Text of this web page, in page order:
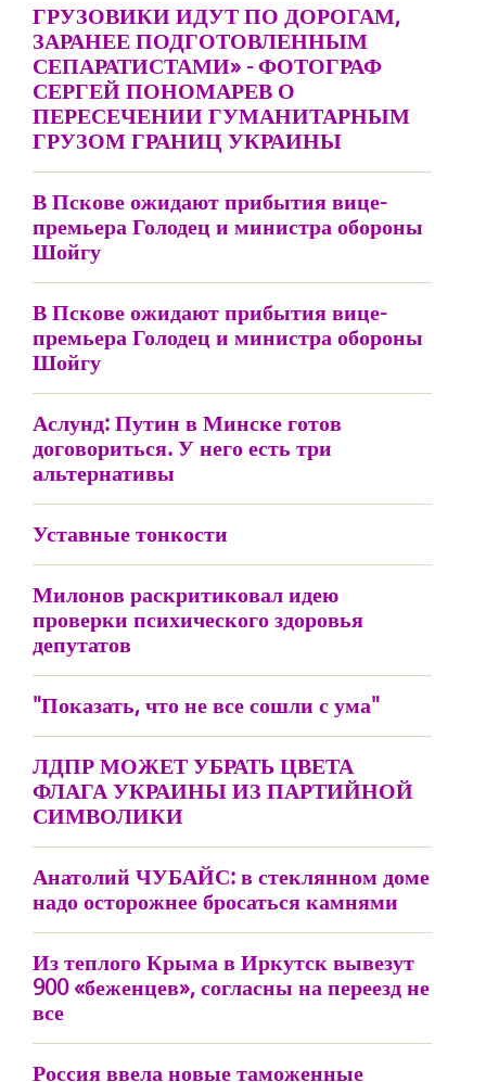
ГРУЗОВИКИ ИДУТ ПО ДОРОГАМ,
ЗАРАНЕЕ ПОДГОТОВЛЕННЫМ
СЕПАРАТИСТАМИ» - ФОТОГРАФ
СЕРГЕЙ ПОНОМАРЕВ О
ПЕРЕСЕЧЕНИИ ГУМАНИТАРНЫМ
ГРУЗОМ ГРАНИЦ УКРАИНЫ
В Пскове ожидают прибытия вице-
премьера Голодец и министра обороны
Шойгу
В Пскове ожидают прибытия вице-
премьера Голодец и министра обороны
Шойгу
Аслунд: Путин в Минске готов
договориться. У него есть три
альтернативы
Уставные тонкости
Милонов раскритиковал идею
проверки психического здоровья
депутатов
"Показать, что не все сошли с ума"
ЛДПР МОЖЕТ УБРАТЬ ЦВЕТА
ФЛАГА УКРАИНЫ ИЗ ПАРТИЙНОЙ
СИМВОЛИКИ
Анатолий ЧУБАЙС: в стеклянном доме
надо осторожнее бросаться камнями
Из теплого Крыма в Иркутск вывезут
900 «беженцев», согласны на переезд не
все
Россия ввела новые таможенные